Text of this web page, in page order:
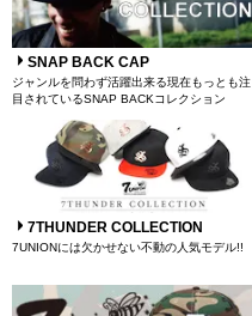
SNAP BACK CAP
ジャンルを問わず活躍出来る現在もっとも注
目されているSNAP BACKコレクション
7THUNDER COLLECTION
7UNIONには欠かせない不動の人気モデル!!